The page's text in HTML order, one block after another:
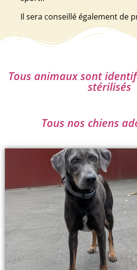
Il sera conseillé également de
Tous animaux sont
stérilisés
Tous nos chiens